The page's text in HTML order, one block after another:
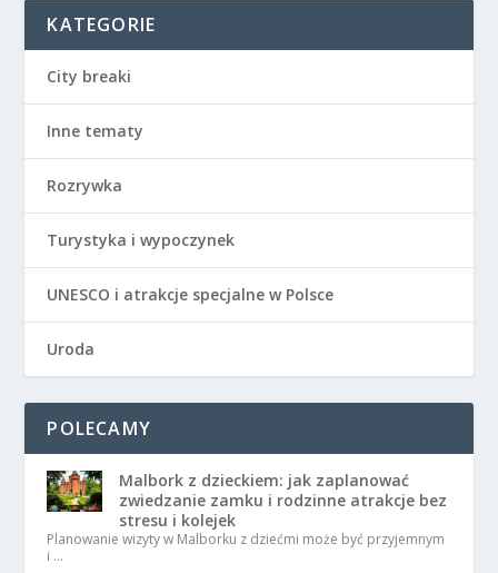
KATEGORIE
City breaki
Inne tematy
Rozrywka
Turystyka i wypoczynek
UNESCO i atrakcje specjalne w Polsce
Uroda
POLECAMY
Malbork z dzieckiem: jak zaplanować
zwiedzanie zamku i rodzinne atrakcje bez
stresu i kolejek
Planowanie wizyty w Malborku z dziećmi może być przyjemnym
i …